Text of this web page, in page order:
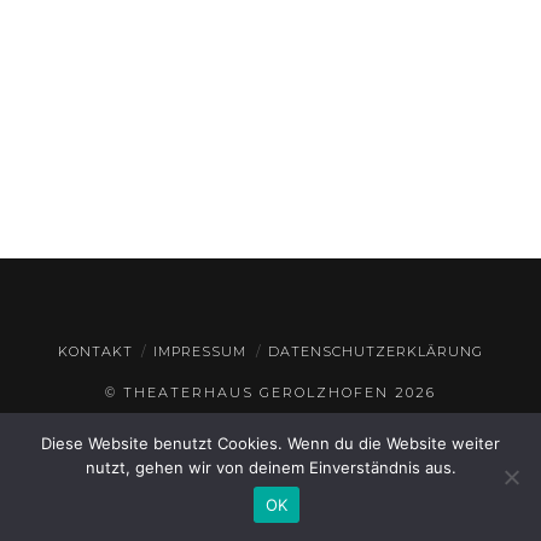
KONTAKT IMPRESSUM DATENSCHUTZERKLÄRUNG
© THEATERHAUS GEROLZHOFEN 2026
Diese Website benutzt Cookies. Wenn du die Website weiter
nutzt, gehen wir von deinem Einverständnis aus.
OK